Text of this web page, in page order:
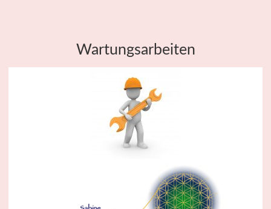
Wartungsarbeiten